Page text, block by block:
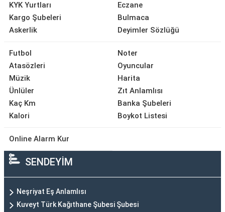
KYK Yurtları
Kargo Şubeleri
Askerlik
Eczane
Bulmaca
Deyimler Sözlüğü
Futbol
Atasözleri
Müzik
Ünlüler
Kaç Km
Kalori
Noter
Oyuncular
Harita
Zıt Anlamlısı
Banka Şubeleri
Boykot Listesi
Online Alarm Kur
SENDEYİM
Neşriyat Eş Anlamlısı
Kuveyt Türk Kağıthane Şubesi Şubesi